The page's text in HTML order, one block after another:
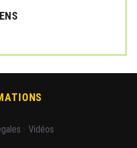
Vidéos